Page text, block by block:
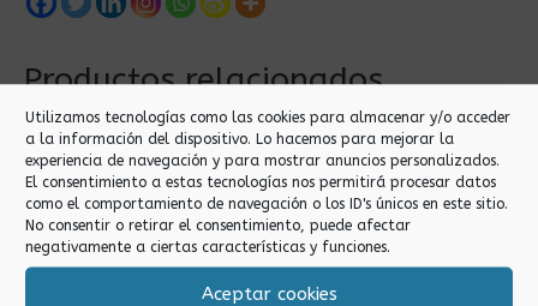
Utilizamos tecnologías como las cookies para almacenar y/o acceder
a la información del dispositivo. Lo hacemos para mejorar la
experiencia de navegación y para mostrar anuncios personalizados.
El consentimiento a estas tecnologías nos permitirá procesar datos
como el comportamiento de navegación o los ID's únicos en este sitio.
No consentir o retirar el consentimiento, puede afectar
negativamente a ciertas características y funciones.
Aceptar cookies
Productos relacionados